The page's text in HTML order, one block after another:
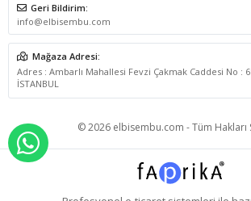
Geri Bildirim:
info@elbisembu.com
Mağaza Adresi:
Adres : Ambarlı Mahallesi Fevzi Çakmak Caddesi No :
İSTANBUL
© 2026 elbisembu.com - Tüm Hakları